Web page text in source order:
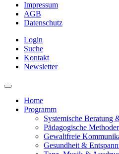
Impressum
AGB
Datenschutz
Login
Suche
Kontakt
Newsletter
Home
Programm
Systemische Beratung
Pädagogische
Gewaltfreie
Gesundheit &